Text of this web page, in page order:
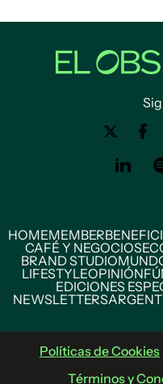
HOMEMEMBER
CAFÉ Y NEGOCIOS
BRAND STUDIO
LIFESTYLEOPINIÓN
EDICIONES
NEWSLETTERS
Políticas de Cookies
Términos y